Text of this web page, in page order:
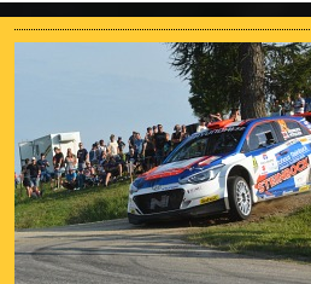
ZUSEHER
Zuseherinformationen
Nennliste
Zeitplan
Streckenplan
Zimmernachweis